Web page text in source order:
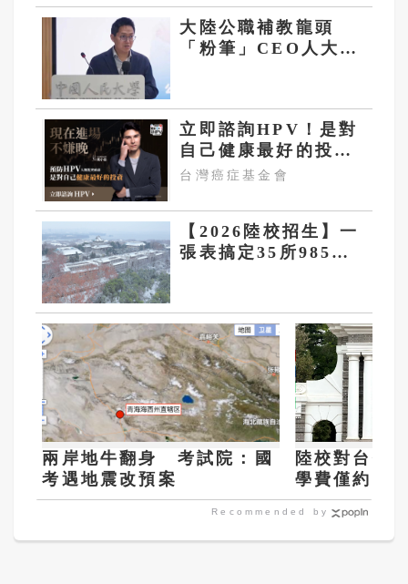
大陸公職補教龍頭
「粉筆」CEO人大演
立即諮詢HPV！是對
自己健康最好的投
資，把握現在不嫌
台灣癌症基金會
【2026陸校招生】一
張表搞定35所985陸
免面試
兩岸地牛翻身 考試院：國
考遇地震改預案
陸校對台招
學費僅約台
Recommended by